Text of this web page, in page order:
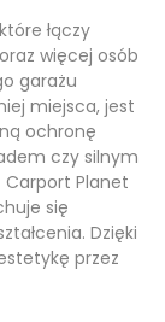
łączy
więcej osób
garażu
miejsca, jest
ochronę
czy silnym
Carport Planet
się
Dzięki
przez